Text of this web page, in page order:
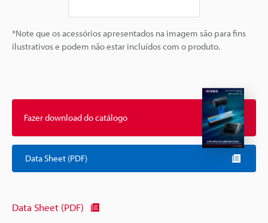
*Note que os acessórios apresentados na imagem são para fins
ilustrativos e podem não estar incluídos com o produto.
Fazer download do catálogo
Data Sheet (PDF)
Data Sheet (PDF)